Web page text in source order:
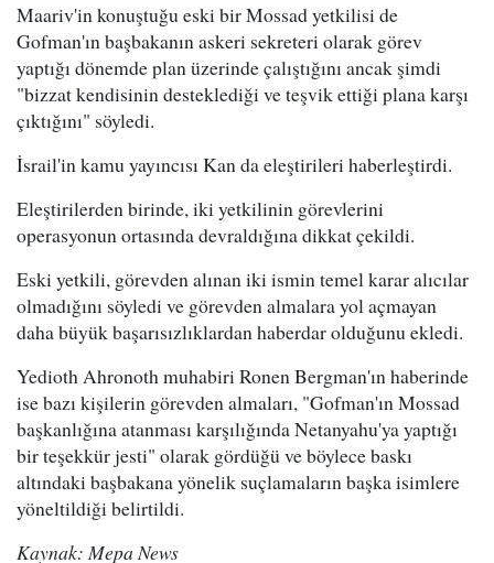
Maariv'in konuştuğu eski bir Mossad yetkilisi de
Gofman'ın başbakanın askeri sekreteri olarak görev
yaptığı dönemde plan üzerinde çalıştığını ancak şimdi
"bizzat kendisinin desteklediği ve teşvik ettiği plana karşı
çıktığını" söyledi.
İsrail'in kamu yayıncısı Kan da eleştirileri haberleştirdi.
Eleştirilerden birinde, iki yetkilinin görevlerini
operasyonun ortasında devraldığına dikkat çekildi.
Eski yetkili, görevden alınan iki ismin temel karar alıcılar
olmadığını söyledi ve görevden almalara yol açmayan
daha büyük başarısızlıklardan haberdar olduğunu ekledi.
Yedioth Ahronoth muhabiri Ronen Bergman'ın haberinde
ise bazı kişilerin görevden almaları, "Gofman'ın Mossad
başkanlığına atanması karşılığında Netanyahu'ya yaptığı
bir teşekkür jesti" olarak gördüğü ve böylece baskı
altındaki başbakana yönelik suçlamaların başka isimlere
yöneltildiği belirtildi.
Kaynak: Mepa News